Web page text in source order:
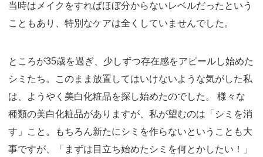
当時はメイクをすればほぼ分からないレベルだったという
こともあり、特別なケアは全くしていませんでした。
ところが35歳を過ぎ、少しずつ存在感をアピールし始めた
シミたち。このまま放置してはいけないような気がした私
は、ようやく美白化粧品を探し始めたのでした。 様々な
種類の美白化粧品がありますが、私が望むのは「シミを消
す」こと。もちろん新たにシミを作らないということも大
事ですが、「まずは目立ち始めたシミを何とかしたい！」